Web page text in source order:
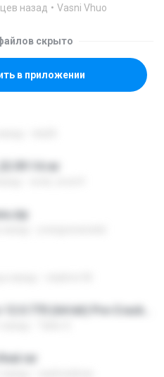
назад Vasni Vhuo
скрыто
в приложении